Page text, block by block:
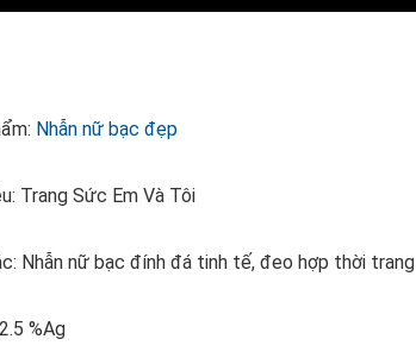
Nhẫn nữ bạc đẹp
Trang Sức Em Và Tôi
Nhẫn nữ bạc đính đá tinh tế, đeo hợp thời trang
%Ag